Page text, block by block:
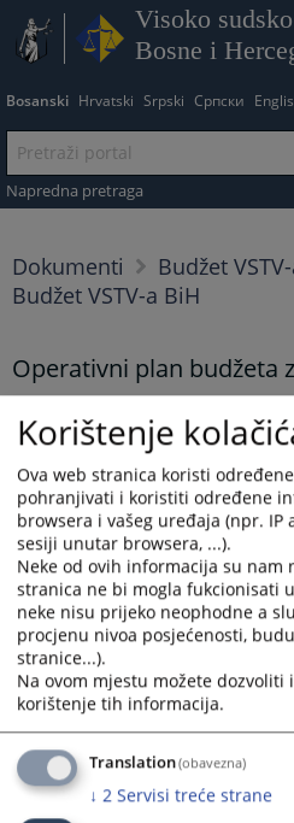
Visoko
Bosne i
Bosanski Hrvatski Srpski Српски
Napredna pretraga
Dokumenti
Budžet
Budžet VSTV-a BiH
Operativni plan budžeta
Operativni plan budžeta za 2024.
Prikazana vijest je na:
Prateći dokumenti
Operativni plan budžeta za
Korištenje
Ova web stranica koristi
pohranjivati i koristiti određene
browsera i vašeg uređaja (npr. IP
sesiji unutar browsera, ...).
Neke od ovih informacija su nam
stranica ne bi mogla fukcionisati
neke nisu prijeko neophodne a
procjenu nivoa posjećenosti,
stranice...).
Na ovom mjestu možete
korištenje tih informacija.
Translation(obavezna)
↓ 2 Servisi treće strane